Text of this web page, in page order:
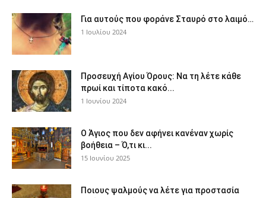
Για αυτούς που φοράνε Σταυρό στο λαιμό…
1 Ιουλίου 2024
Προσευχή Αγίου Όρους: Να τη λέτε κάθε
πρωί και τίποτα κακό...
1 Ιουνίου 2024
Ο Άγιος που δεν αφήνει κανέναν χωρίς
βοήθεια – Ό,τι κι...
15 Ιουνίου 2025
Ποιους ψαλμούς να λέτε για προστασία